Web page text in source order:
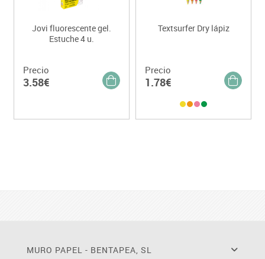
Jovi fluorescente gel.
Estuche 4 u.
Precio
3.58€
Textsurfer Dry lápiz
Precio
1.78€
MURO PAPEL - BENTAPEA, SL